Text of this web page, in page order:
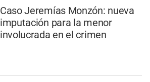
Caso Jeremías Monzón: nueva
imputación para la menor
involucrada en el crimen